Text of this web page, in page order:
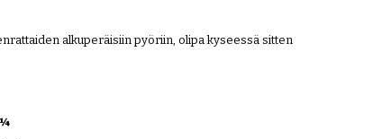
alkuperäisiin pyöriin, olipa kyseessä sitten